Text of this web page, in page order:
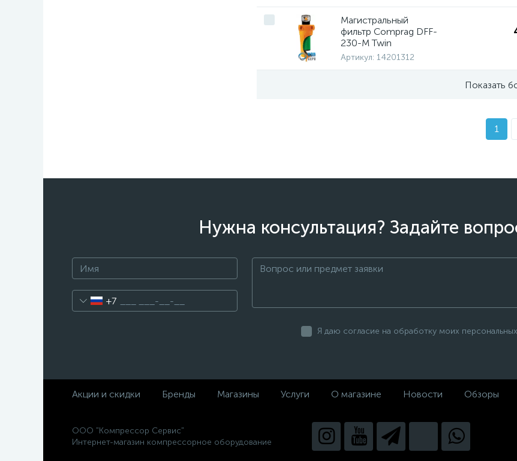
Магистральный
фильтр Comprag DFF-
230-M Twin
Артикул: 14201312
Показать
1
Нужна консультация? Задайте
+7
Я даю согласие на обработку моих
Акции и скидки Бренды Магазины Услуги О магазине Новости Обзоры
ООО "Компрессор Сервис"
Интернет-магазин компрессорное оборудование